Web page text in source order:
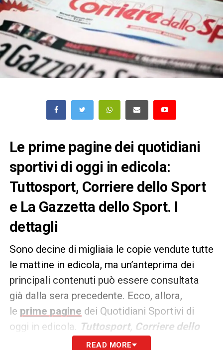
Le prime pagine dei quotidiani
sportivi di oggi in edicola:
Tuttosport, Corriere dello Sport
e La Gazzetta dello Sport. I
dettagli
Sono decine di migliaia le copie vendute tutte
le mattine in edicola, ma un’anteprima dei
principali contenuti può essere consultata
già dalla sera precedente. Ecco, allora,
le prime pagine dei Quotidiani Sportivi di
oggi in edicola.
Tuttosport, Corriere dello
Sport e La Gazzetta dello
READ MORE